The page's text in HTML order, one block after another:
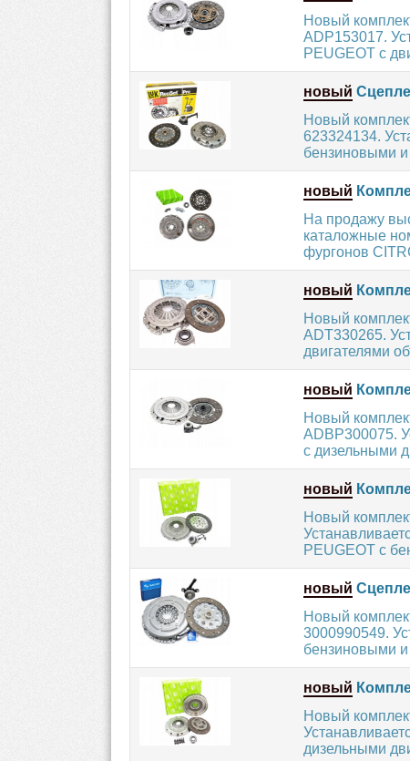
Новый
ADP153017.
PEUGEOT с
новый
Новый
623324134.
бензиновыми
новый
На продажу
каталожные
фургонов
новый
Новый
ADT330265.
двигателями
новый
Новый
ADBP300075.
с дизельными
новый
Новый
PEUGEOT с
новый
Новый
3000990549.
бензиновыми
новый
Новый
дизельными